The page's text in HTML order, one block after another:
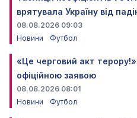
врятувала Україну від
08.08.2026 09:03
Новини
Футбол
«Це черговий акт
офіційною заявою
08.08.2026 08:01
Новини
Футбол